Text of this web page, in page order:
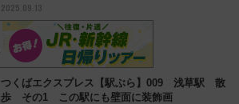
2025.09.13
つくばエクスプレス【駅ぶら】009 浅草駅 散
歩 その1 この駅にも壁面に装飾画